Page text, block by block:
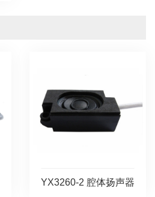
YX3260-2 腔体扬声器